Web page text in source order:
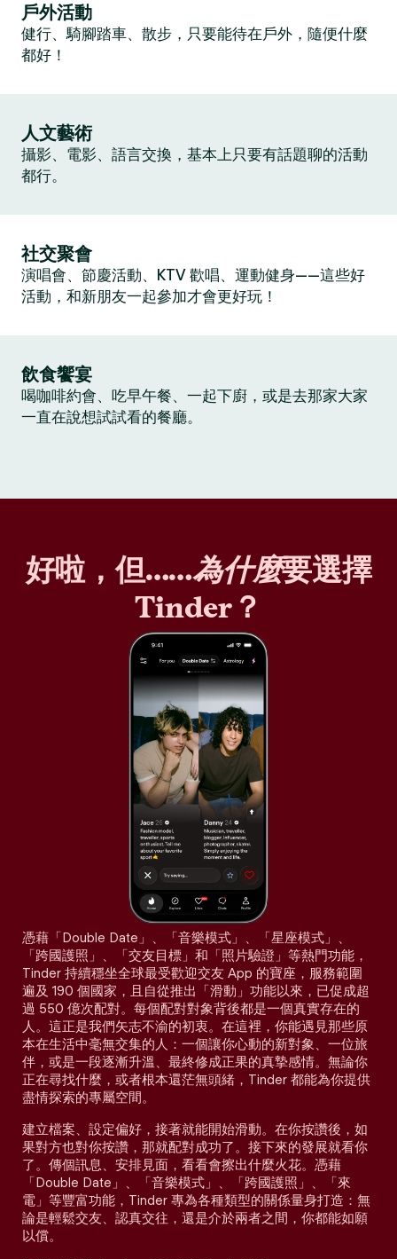
戶外活動
健行、騎腳踏車、散步，只要能待在戶外，隨便什麼
都好！
人文藝術
攝影、電影、語言交換，基本上只要有話題聊的活動
都行。
社交聚會
演唱會、節慶活動、KTV 歡唱、運動健身——這些好
活動，和新朋友一起參加才會更好玩！
飲食饗宴
喝咖啡約會、吃早午餐、一起下廚，或是去那家大家
一直在說想試試看的餐廳。
好啦，但……為什麼要選擇
Tinder？
憑藉「Double Date」、「音樂模式」、「星座模式」、
「跨國護照」、「交友目標」和「照片驗證」等熱門功能，
Tinder 持續穩坐全球最受歡迎交友 App 的寶座，服務範圍
遍及 190 個國家，且自從推出「滑動」功能以來，已促成超
過 550 億次配對。每個配對對象背後都是一個真實存在的
人。這正是我們矢志不渝的初衷。在這裡，你能遇見那些原
本在生活中毫無交集的人：一個讓你心動的新對象、一位旅
伴，或是一段逐漸升溫、最終修成正果的真摯感情。無論你
正在尋找什麼，或者根本還茫無頭緒，Tinder 都能為你提供
盡情探索的專屬空間。
建立檔案、設定偏好，接著就能開始滑動。在你按讚後，如
果對方也對你按讚，那就配對成功了。接下來的發展就看你
了。傳個訊息、安排見面，看看會擦出什麼火花。憑藉
「Double Date」、「音樂模式」、「跨國護照」、「來
電」等豐富功能，Tinder 專為各種類型的關係量身打造：無
論是輕鬆交友、認真交往，還是介於兩者之間，你都能如願
以償。